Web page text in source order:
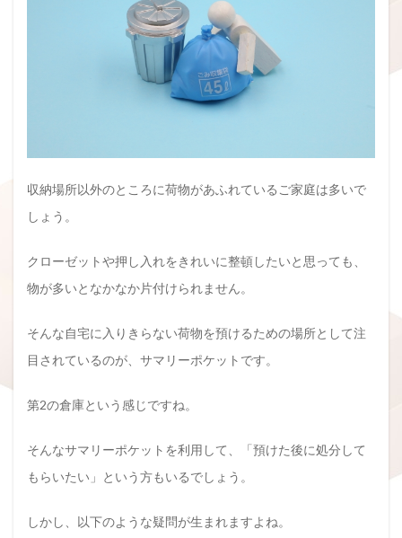
収納場所以外のところに荷物があふれているご家庭は多いで
しょう。
クローゼットや押し入れをきれいに整頓したいと思っても、
物が多いとなかなか片付けられません。
そんな自宅に入りきらない荷物を預けるための場所として注
目されているのが、サマリーポケットです。
第2の倉庫という感じですね。
そんなサマリーポケットを利用して、「預けた後に処分して
もらいたい」という方もいるでしょう。
しかし、以下のような疑問が生まれますよね。